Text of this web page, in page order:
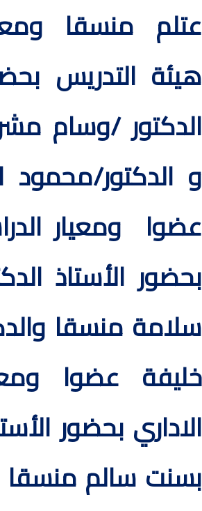
عتلم منسقا
هيئة التدريس
الدكتور /وسام
و الدكتور/محمود
عضوا ومعيار
بحضور الأستاذ
سلامة منسقا
خليفة عضوا
الاداري بحضور
بسنت سالم منسقا